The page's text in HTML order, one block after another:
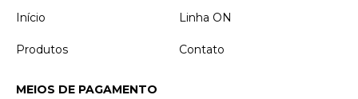
Início
Linha ON
Produtos Contato
MEIOS DE PAGAMENTO